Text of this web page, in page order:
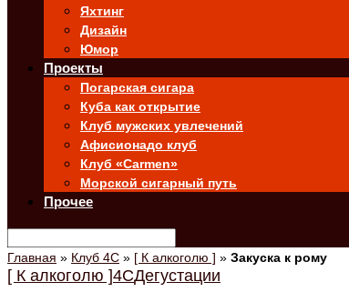
Яхтинг
Дизайн
Юмор
Проекты
Погарская сигара
Куба как открытие
Клуб мужских увлечений
Афисионадо клуб
Клуб «Carmen»
Морской сигарный путь
Прочее
Главная » Клуб 4С » [ К алкоголю ] » Закуска к рому
[ К алкоголю ]4CДегустации